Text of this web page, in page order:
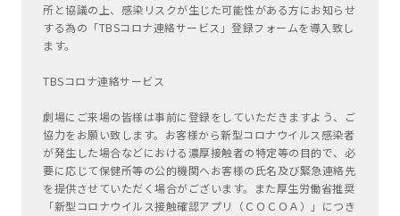
所と協議の上、感染リスクが生じた可能性がある方にお知らせ
する為の「TBSコロナ連絡サービス」登録フォームを導入致し
ます。
TBSコロナ連絡サービス
劇場にご来場の皆様は事前に登録をしていただきますよう、ご
協力をお願い致します。お客様から新型コロナウイルス感染者
が発生した場合などにおける濃厚接触者の特定等の目的で、必
要に応じて保健所等の公的機関へお客様の氏名及び緊急連絡先
を提供させていただく場合がございます。また厚生労働省推奨
「新型コロナウイルス接触確認アプリ（ＣＯＣＯＡ）」につき